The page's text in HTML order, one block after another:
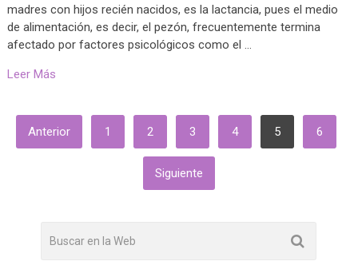
madres con hijos recién nacidos, es la lactancia, pues el medio
de alimentación, es decir, el pezón, frecuentemente termina
afectado por factores psicológicos como el …
Leer Más
PAGINACIÓN
DE
Anterior 1 2 3 4 5 6
Siguiente